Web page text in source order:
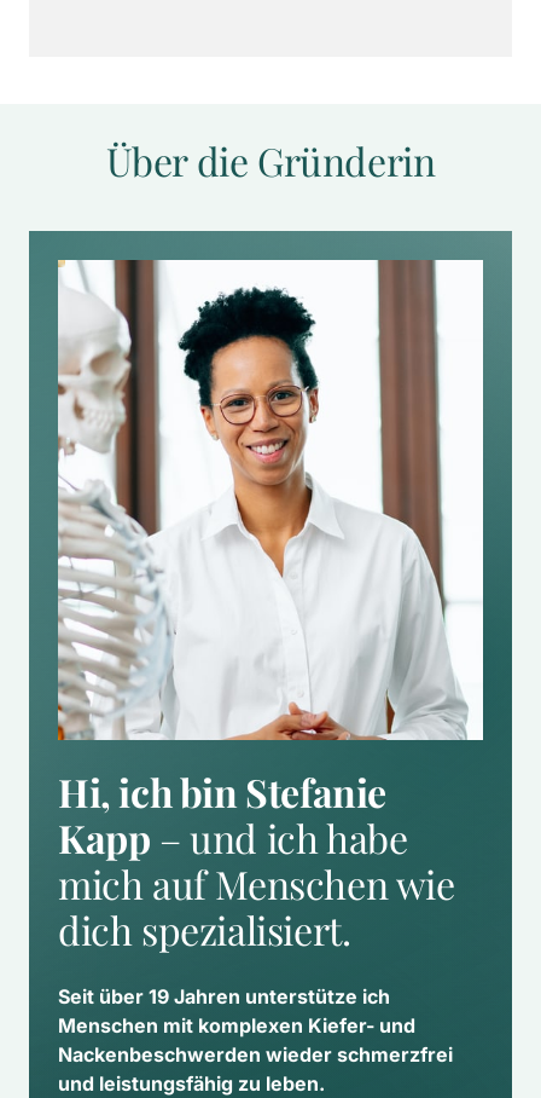
Über die Gründerin
Hi, ich bin Stefanie
Kapp – und ich habe
mich auf Menschen wie
dich spezialisiert.
Seit über 19 Jahren unterstütze ich
Menschen mit komplexen Kiefer- und
Nackenbeschwerden wieder schmerzfrei
und leistungsfähig zu leben.